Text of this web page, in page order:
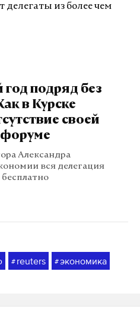
из более чем
подряд без
в Курске
своей
Александра
вся делегация
# reuters #экономика